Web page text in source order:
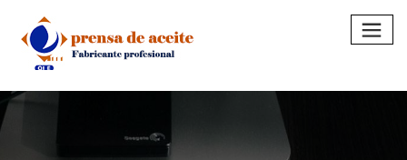
content